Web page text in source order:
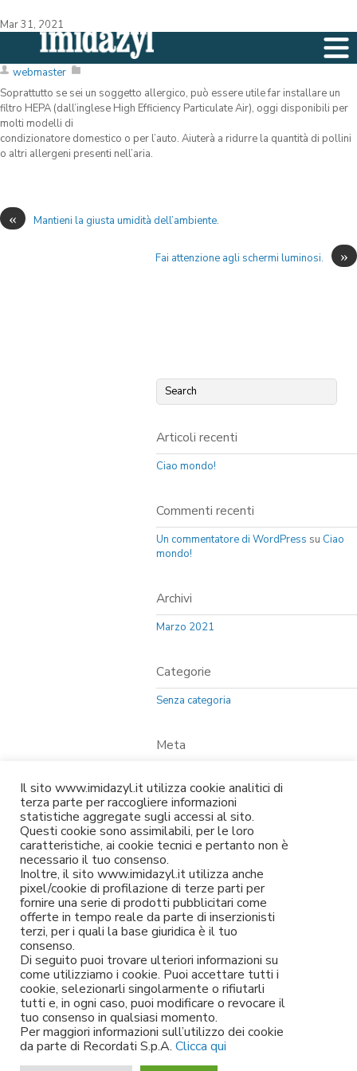
Mar 31, 2021
Riduci i pollini con un depuratore.
webmaster
Soprattutto se sei un soggetto allergico, può essere utile far installare un
filtro HEPA (dall’inglese High Efficiency Particulate Air), oggi disponibili per
molti modelli di
condizionatore domestico o per l’auto. Aiuterà a ridurre la quantità di pollini
o altri allergeni presenti nell’aria.
« Mantieni la giusta umidità dell’ambiente.
»
Fai attenzione agli schermi luminosi.
Articoli recenti
Ciao mondo!
Commenti recenti
Un commentatore di WordPress su Ciao
mondo!
Archivi
Marzo 2021
Categorie
Senza categoria
Meta
Feed dei contenuti
Feed dei commenti
WordPress.org
Le informazioni contenute in questa pagina sono da intendersi a titolo
informativo e non sostituiscono in nessun caso l’assistenza o il
consiglio del medico.
Recordati S.p.A. – Partita IVA: 00748210150 –
Il sito www.imidazyl.it utilizza cookie analitici di
terza parte per raccogliere informazioni
statistiche aggregate sugli accessi al sito.
Questi cookie sono assimilabili, per le loro
caratteristiche, ai cookie tecnici e pertanto non è
necessario il tuo consenso.
Inoltre, il sito www.imidazyl.it utilizza anche
pixel/cookie di profilazione di terze parti per
fornire una serie di prodotti pubblicitari come
offerte in tempo reale da parte di inserzionisti
terzi, per i quali la base giuridica è il tuo
consenso.
Di seguito puoi trovare ulteriori informazioni su
come utilizziamo i cookie. Puoi accettare tutti i
cookie, selezionarli singolarmente o rifiutarli
tutti e, in ogni caso, puoi modificare o revocare il
tuo consenso in qualsiasi momento.
Per maggiori informazioni sull’utilizzo dei cookie
da parte di Recordati S.p.A. Clicca qui